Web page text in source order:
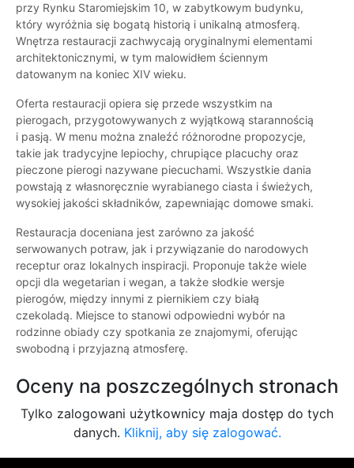
przy Rynku Staromiejskim 10, w zabytkowym budynku,
który wyróżnia się bogatą historią i unikalną atmosferą.
Wnętrza restauracji zachwycają oryginalnymi elementami
architektonicznymi, w tym malowidłem ściennym
datowanym na koniec XIV wieku.
Oferta restauracji opiera się przede wszystkim na
pierogach, przygotowywanych z wyjątkową starannością
i pasją. W menu można znaleźć różnorodne propozycje,
takie jak tradycyjne lepiochy, chrupiące placuchy oraz
pieczone pierogi nazywane piecuchami. Wszystkie dania
powstają z własnoręcznie wyrabianego ciasta i świeżych,
wysokiej jakości składników, zapewniając domowe smaki.
Restauracja doceniana jest zarówno za jakość
serwowanych potraw, jak i przywiązanie do narodowych
receptur oraz lokalnych inspiracji. Proponuje także wiele
opcji dla wegetarian i wegan, a także słodkie wersje
pierogów, między innymi z piernikiem czy białą
czekoladą. Miejsce to stanowi odpowiedni wybór na
rodzinne obiady czy spotkania ze znajomymi, oferując
swobodną i przyjazną atmosferę.
Oceny na poszczególnych stronach
Tylko zalogowani użytkownicy maja dostęp do tych
danych. Kliknij, aby się zalogować.